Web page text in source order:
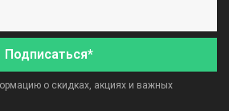
Подписаться*
о скидках, акциях и важных